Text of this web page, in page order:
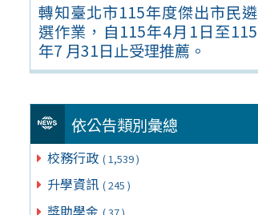
轉知臺北市115年度傑出市民遴
選作業，自115年4月1日至115
年7 月31日止受理推薦。
依公告類別彙總
校務行政 ( 1,539 )
升學資訊 ( 245 )